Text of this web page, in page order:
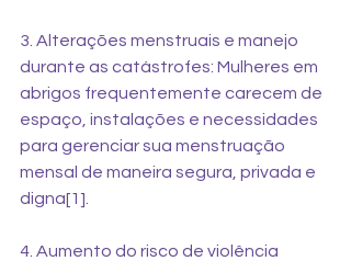
3. Alterações menstruais e manejo
durante as catástrofes: Mulheres em
abrigos frequentemente carecem de
espaço, instalações e necessidades
para gerenciar sua menstruação
mensal de maneira segura, privada e
digna[1].
4. Aumento do risco de violência